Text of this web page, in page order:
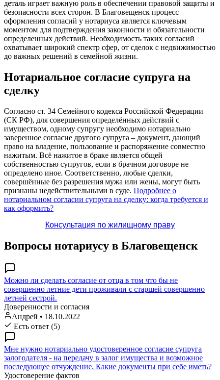
деталь играет важную роль в обеспечении правовой защиты и
безопасности всех сторон. В Благовещенск процесс
оформления согласий у нотариуса является ключевым
моментом для подтверждения законности и обязательности
определенных действий. Необходимость таких согласий
охватывает широкий спектр сфер, от сделок с недвижимостью
до важных решений в семейной жизни.
Нотариальное согласие супруга на
сделку
Согласно ст. 34 Семейного кодекса Российской Федерации
(СК РФ), для совершения определённых действий с
имуществом, одному супругу необходимо нотариально
заверенное согласие другого супруга – документ, дающий
право на владение, пользование и распоряжение совместно
нажитым. Всё нажитое в браке является общей
собственностью супругов, если в брачном договоре не
определено иное. Соответственно, любые сделки,
совершённые без разрешения мужа или жены, могут быть
признаны недействительными в суде. Подробнее о
нотариальном согласии супруга на сделку: когда требуется и
как оформить?
Консультация по жилищному праву
Вопросы нотариусу в Благовещенск
Можно ли сделать согласие от отца в том что бы не
совершенно летние дети проживали с старшей совершенно
летней сестрой.
Доверенности и согласия
Андрей • 18.10.2022
Есть ответ (5)
Мне нужно нотариально удостоверенное согласие супруга
залогодателя - на передачу в залог имущества и возможное
последующее отчуждение. Какие документы при себе иметь?
Удостоверение фактов